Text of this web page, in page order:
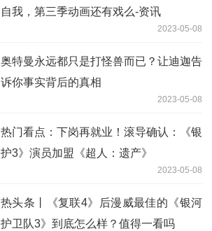
自我，第三季动画还有戏么-资讯
2023-05-08
奥特曼永远都只是打怪兽而已？让迪迦告
诉你事实背后的真相
2023-05-08
热门看点：下岗再就业！滚导确认：《银
护3》演员加盟《超人：遗产》
2023-05-08
热头条丨《复联4》后漫威最佳的《银河
护卫队3》到底怎么样？值得一看吗